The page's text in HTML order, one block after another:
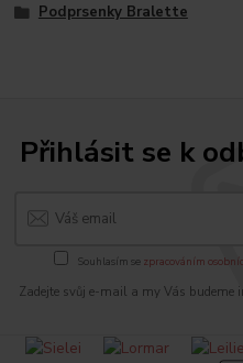
Podprsenky Bralette
Přihlásit se k
Souhlasím se zpracováním
Zadejte svůj e-mail a my Vás budeme